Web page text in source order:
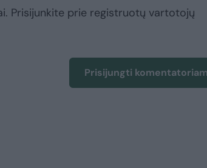
Prisijunkite prie registruotų vartotojų
Prisijungti